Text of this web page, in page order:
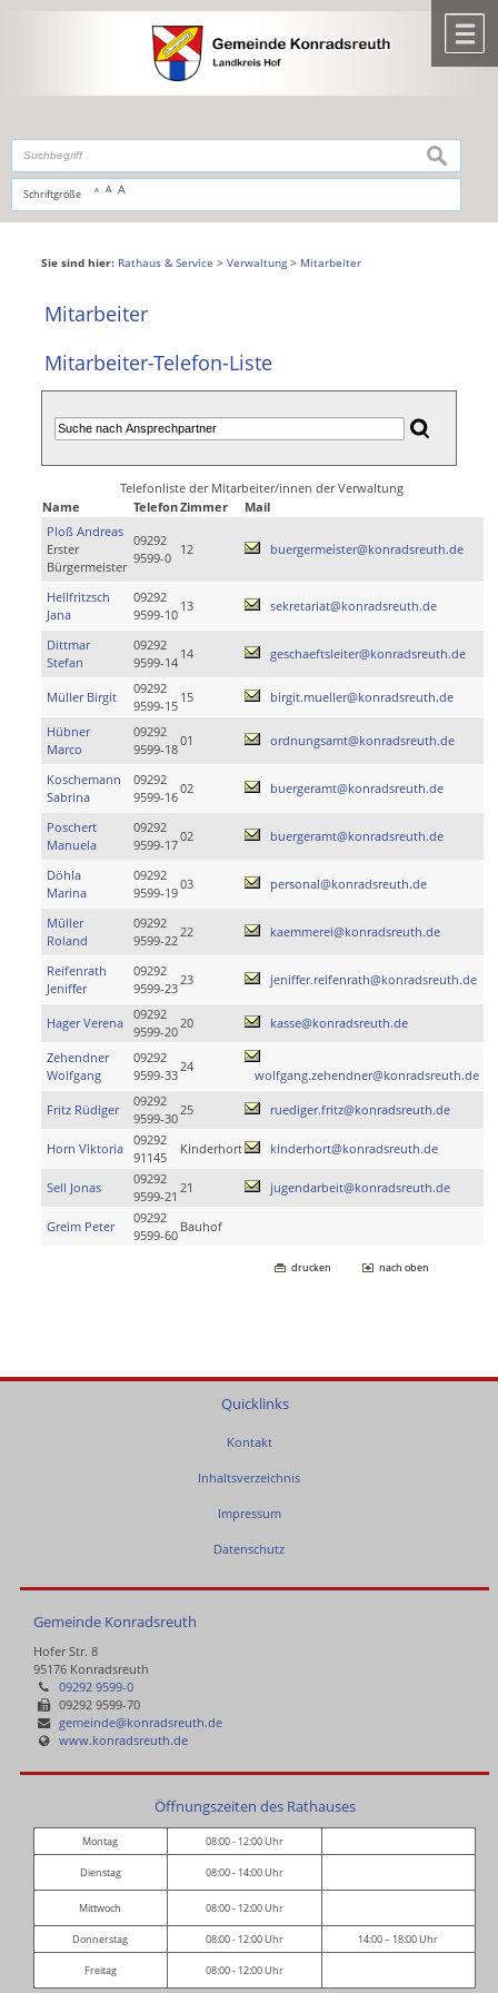
,zur Navigationoderzur Startseitespringen.
Schriftgröße A A A
suchen
Sie sind hier: Rathaus & Service > Verwaltung> Mitarbeiter
Mitarbeiter
Mitarbeiter-Telefon-Liste
Telefonliste der Mitarbeiter/innen der Verwaltung
Name
TelefonZimmer
Mail
Ploß Andreas
Erster
Bürgermeister
09292
9599-0
12 buergermeister@konradsreuth.de
Hellfritzsch
Jana
09292
9599-10
13 sekretariat@konradsreuth.de
Dittmar
Stefan
09292
9599-14
14 geschaeftsleiter@konradsreuth.de
Müller Birgit
09292
9599-15
15 birgit.mueller@konradsreuth.de
Hübner
Marco
09292
9599-18
01 ordnungsamt@konradsreuth.de
Koschemann
Sabrina
09292
9599-16
02 buergeramt@konradsreuth.de
Poschert
Manuela
09292
9599-17
02 buergeramt@konradsreuth.de
Döhla
Marina
09292
9599-19
03 personal@konradsreuth.de
Müller
Roland
09292
9599-22
22 kaemmerei@konradsreuth.de
Reifenrath
Jeniffer
09292
9599-23
23 jeniffer.reifenrath@konradsreuth.de
Hager Verena
09292
9599-20
20 kasse@konradsreuth.de
Zehendner
Wolfgang
09292
9599-33
24
wolfgang.zehendner@konradsreuth.de
Fritz Rüdiger
09292
9599-30
25 ruediger.fritz@konradsreuth.de
Horn Viktoria
09292
91145
Kinderhort kinderhort@konradsreuth.de
Sell Jonas
09292
9599-21
21 jugendarbeit@konradsreuth.de
Greim Peter
09292
9599-60
Bauhof
drucken nach oben
Quicklinks
Kontakt
Inhaltsverzeichnis
Impressum
Datenschutz
Gemeinde Konradsreuth
Hofer Str. 8
95176 Konradsreuth
09292 9599-0
09292 9599-70
gemeinde@konradsreuth.de
www.konradsreuth.de
Öffnungszeiten des Rathauses
Montag 08:00 - 12:00 Uhr
Dienstag 08:00 - 14:00 Uhr
Mittwoch 08:00 - 12:00 Uhr
Donnerstag 08:00 - 12:00 Uhr 14:00 – 18:00 Uhr
Freitag 08:00 - 12:00 Uhr